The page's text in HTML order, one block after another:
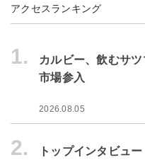
アクセスランキング
1.
カルビー、飲むサ
市場参入
2026.08.05
2. トップインタビュ